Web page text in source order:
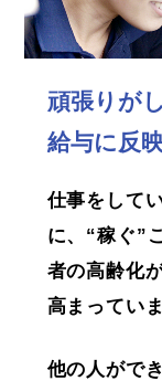
頑張りが
給与に反
仕事をして
に、“稼ぐ”
者の高齢化
高まっていま
他の人がで